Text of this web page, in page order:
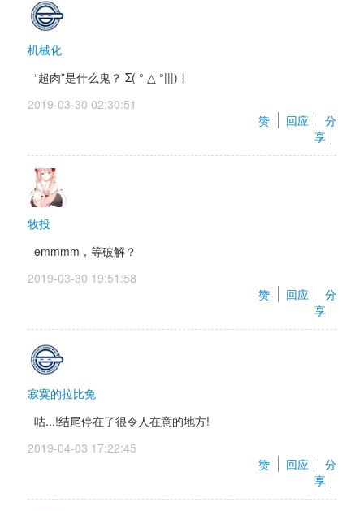
机械化
“超肉”是什么鬼？ Σ( ° △ °|||)︴
2019-03-30 02:30:51
赞
回应
分
享
牧投
emmmm，等破解？
2019-03-30 19:51:58
赞
回应
分
享
寂寞的拉比兔
咕...!结尾停在了很令人在意的地方!
2019-04-03 17:22:45
赞
回应
分
享